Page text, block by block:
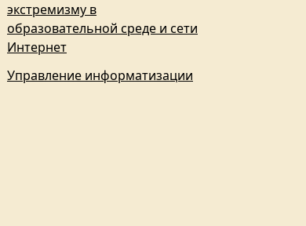
экстремизму в
образовательной среде и сети
Интернет
Управление информатизации